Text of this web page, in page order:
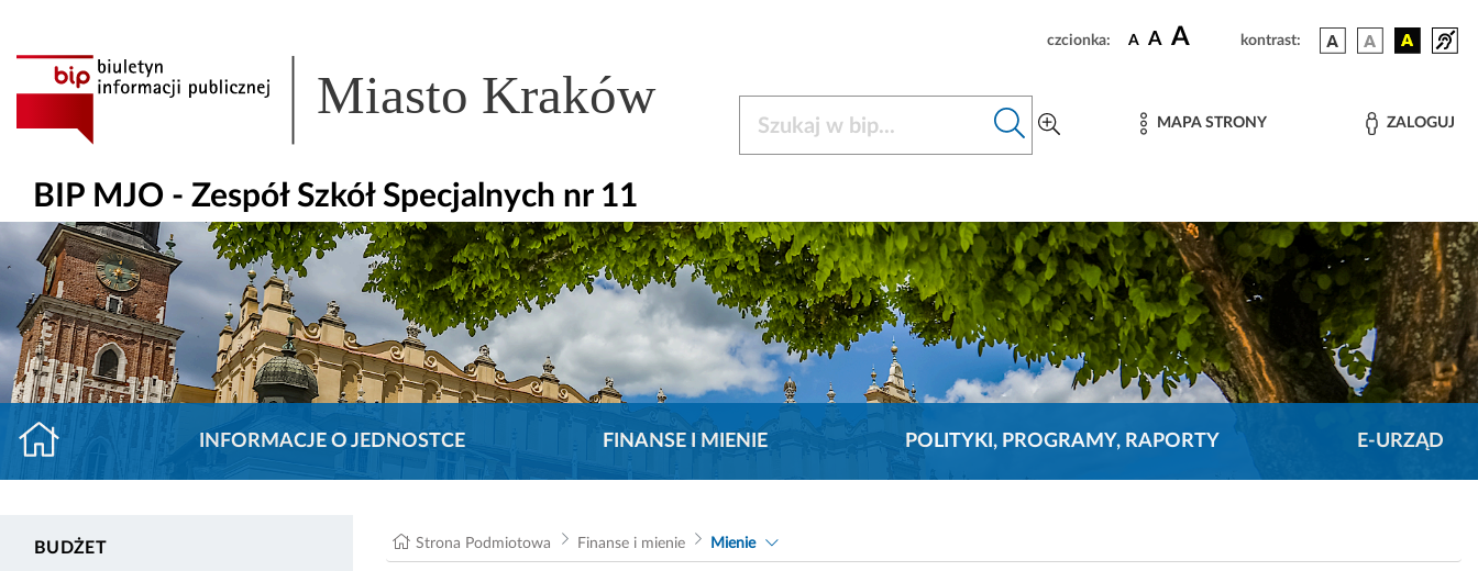
czcionka: A A A kontrast:
Miasto Kraków MAPA STRONY ZALOGUJ
BIP MJO - Zespół Szkół Specjalnych nr 11
INFORMACJE O JEDNOSTCE FINANSE I MIENIE POLITYKI, PROGRAMY, RAPORTY E-URZĄD
BUDŻET Strona Podmiotowa Finanse i mienie Mienie